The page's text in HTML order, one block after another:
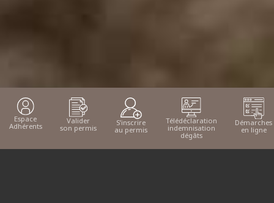
Espace
Adhérents
Valider
son permis
S’inscrire
au permis
Télédéclaration
indemnisation
dégâts
Démarches
en ligne